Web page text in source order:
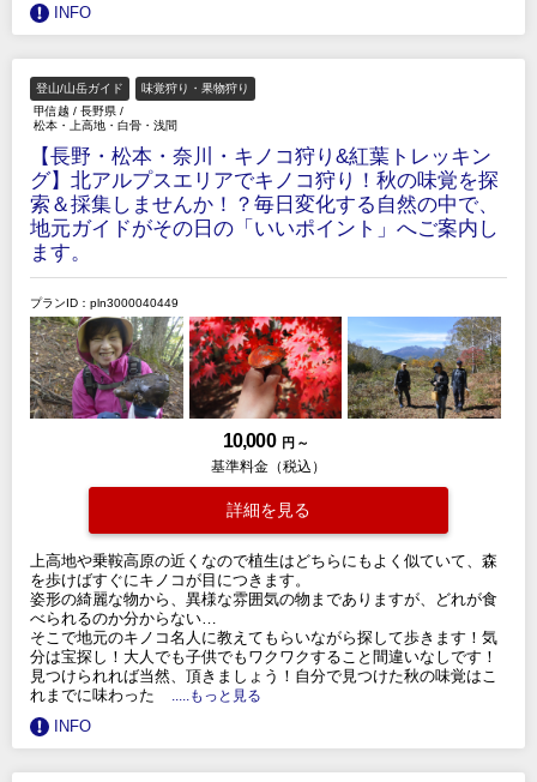
INFO
登山/山岳ガイド
味覚狩り・果物狩り
甲信越 / 長野県 /
松本・上高地・白骨・浅間
【長野・松本・奈川・キノコ狩り&紅葉トレッキン
グ】北アルプスエリアでキノコ狩り！秋の味覚を探
索＆採集しませんか！？毎日変化する自然の中で、
地元ガイドがその日の「いいポイント」へご案内し
ます。
プランID：pln3000040449
10,000 円 ～
基準料金（税込）
詳細を見る
上高地や乗鞍高原の近くなので植生はどちらにもよく似ていて、森
を歩けばすぐにキノコが目につきます。
姿形の綺麗な物から、異様な雰囲気の物までありますが、どれが食
べられるのか分からない…
そこで地元のキノコ名人に教えてもらいながら探して歩きます！気
分は宝探し！大人でも子供でもワクワクすること間違いなしです！
見つけられれば当然、頂きましょう！自分で見つけた秋の味覚はこ
れまでに味わった
.....もっと見る
INFO